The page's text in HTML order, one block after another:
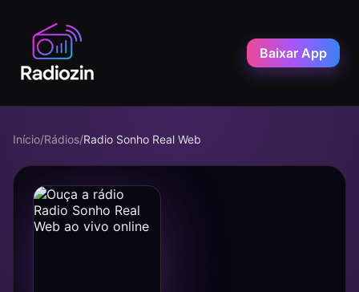
Baixar App
Início/Rádios/Radio Sonho Real Web